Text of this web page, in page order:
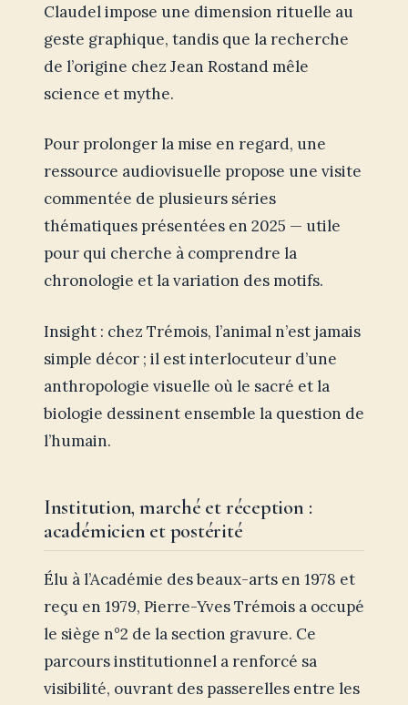
Claudel impose une dimension rituelle au
geste graphique, tandis que la recherche
de l’origine chez Jean Rostand mêle
science et mythe.
Pour prolonger la mise en regard, une
ressource audiovisuelle propose une visite
commentée de plusieurs séries
thématiques présentées en 2025 — utile
pour qui cherche à comprendre la
chronologie et la variation des motifs.
Insight : chez Trémois, l’animal n’est jamais
simple décor ; il est interlocuteur d’une
anthropologie visuelle où le sacré et la
biologie dessinent ensemble la question de
l’humain.
Institution, marché et réception :
académicien et postérité
Élu à l’Académie des beaux-arts en 1978 et
reçu en 1979, Pierre-Yves Trémois a occupé
le siège n°2 de la section gravure. Ce
parcours institutionnel a renforcé sa
visibilité, ouvrant des passerelles entre les